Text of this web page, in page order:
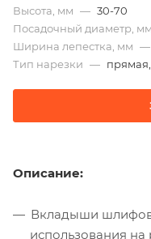
Высота, мм — 30-70
Посадочный диаметр, мм
Ширина лепестка, мм —
Тип нарезки —
Описание:
Вкладыши
использования